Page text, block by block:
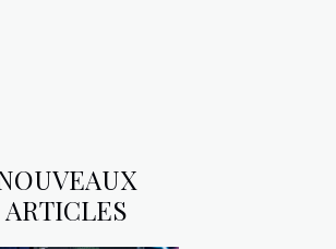
ARTICLES